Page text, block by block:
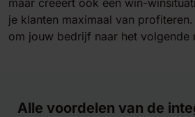
maar creëert ook een win-
je klanten maximaal van
om jouw bedrijf naar het volgende
Alle voordelen van de